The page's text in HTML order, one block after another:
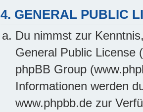
4. GENERAL PUBLIC
Du nimmst zur
General Public License
phpBB Group
Informationen werden
www.phpbb.de zur